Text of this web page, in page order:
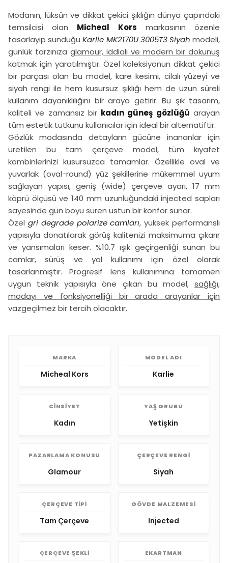
Modanın, lüksün ve dikkat çekici şıklığın dünya çapındaki
temsilcisi olan Micheal Kors
markasının özenle
tasarlayıp sunduğuKarlie MK2170U 3005T3 Siyah modeli,
günlük tarzınıza glamour, iddialı ve modern bir dokunuş
katmak için yaratılmıştır. Özel koleksiyonun dikkat çekici
bir parçası olan bu model, kare kesimi, cilalı yüzeyi ve
siyah rengi ile hem kusursuz şıklığı hem de uzun süreli
kullanım dayanıklılığını bir araya getirir. Bu şık tasarım,
kaliteli ve zamansız bir kadın güneş gözlüğü arayan
tüm estetik tutkunu kullanıcılar için ideal bir alternatiftir.
Gözlük modasında detayların gücüne inananlar için
üretilen bu tam çerçeve model, tüm kıyafet
kombinlerinizi kusursuzca tamamlar. Özellikle oval ve
yuvarlak (oval-round) yüz şekillerine mükemmel uyum
sağlayan yapısı, geniş (wide) çerçeve ayarı, 17 mm
köprü ölçüsü ve 140 mm uzunluğundaki injected sapları
sayesinde gün boyu süren üstün bir konfor sunar.
Özel gri degrade polarize camları, yüksek performanslı
yapısıyla donatılarak görüş kalitenizi maksimuma çıkarır
ve yansımaları keser. %10.7 ışık geçirgenliği sunan bu
camlar, sürüş ve yol kullanımı için özel olarak
tasarlanmıştır. Progresif lens kullanımına tamamen
uygun teknik yapısıyla öne çıkan bu model, sağlığı,
modayı ve fonksiyonelliği bir arada arayanlar için
vazgeçilmez bir tercih olacaktır.
MARKA
Micheal Kors
MODEL ADI
Karlie
CINSIYET
Kadın
YAŞ GRUBU
Yetişkin
PAZARLAMA KONUSU
Glamour
ÇERÇEVE RENGI
Siyah
ÇERÇEVE TIPI
Tam Çerçeve
GÖVDE MALZEMESI
Injected
ÇERÇEVE ŞEKLI EKARTMAN